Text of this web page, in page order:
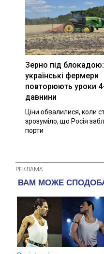
Зерно під
українські фермери
повторюють уроки 4-
давнини
Ціни обвалилися, коли
зрозуміло, що Росія
порти